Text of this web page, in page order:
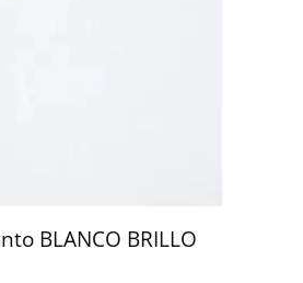
BLANCO BRILLO